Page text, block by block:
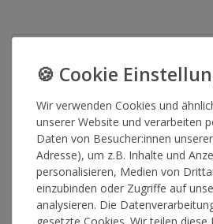
59,90 €
Lieferzeit 1-3 Werktage
In den
Wir verwenden Cookies und
unserer Website und verarbeiten
Daten von Besucher:innen
Adresse), um z.B. Inhalte und
personalisieren, Medien von
einzubinden oder Zugriffe auf
analysieren. Die
gesetzte Cookies. Wir teilen